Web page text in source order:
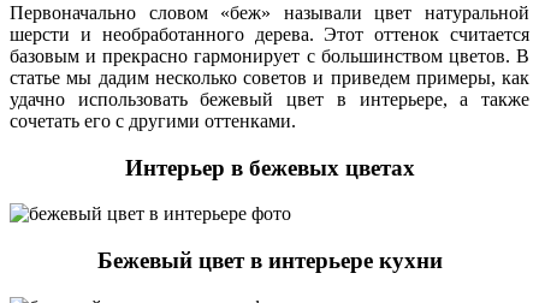
Первоначально словом «беж» называли цвет натуральной
шерсти и необработанного дерева. Этот оттенок считается
базовым и прекрасно гармонирует с большинством цветов. В
статье мы дадим несколько советов и приведем примеры, как
удачно использовать бежевый цвет в интерьере, а также
сочетать его с другими оттенками.
Интерьер в бежевых цветах
Бежевый цвет в интерьере кухни